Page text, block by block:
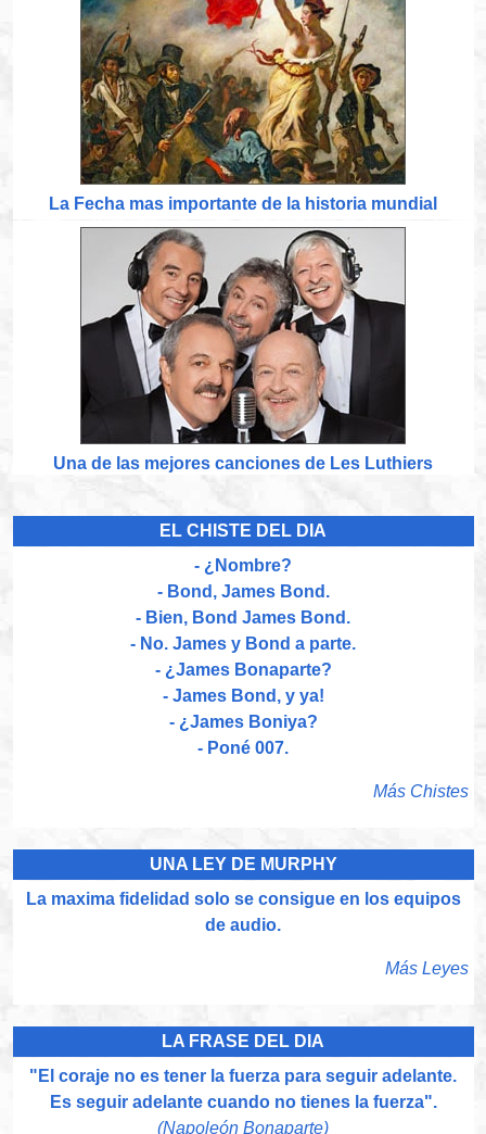
La Fecha mas importante de la historia mundial
Una de las mejores canciones de Les Luthiers
EL CHISTE DEL DIA
- ¿Nombre?
- Bond, James Bond.
- Bien, Bond James Bond.
- No. James y Bond a parte.
- ¿James Bonaparte?
- James Bond, y ya!
- ¿James Boniya?
- Poné 007.
Más Chistes
UNA LEY DE MURPHY
La maxima fidelidad solo se consigue en los equipos
de audio.
Más Leyes
LA FRASE DEL DIA
"El coraje no es tener la fuerza para seguir adelante.
Es seguir adelante cuando no tienes la fuerza".
(Napoleón Bonaparte)